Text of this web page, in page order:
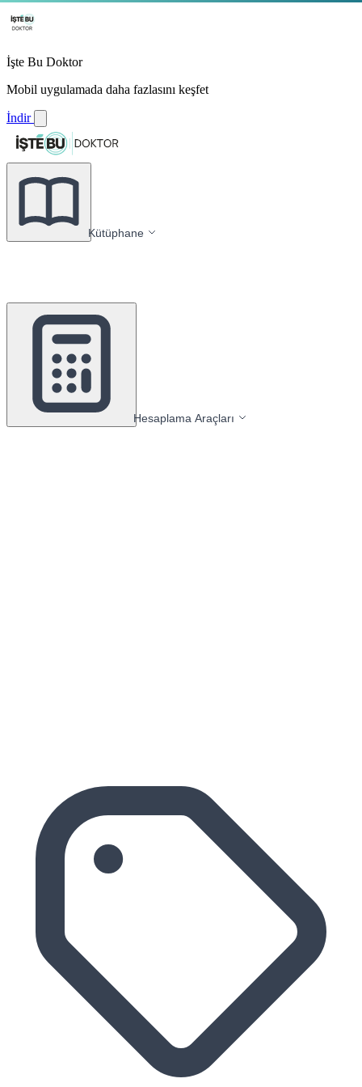
İşte Bu Doktor
Mobil uygulamada daha fazlasını keşfet
İndir
Kütüphane
Hesaplama Araçları